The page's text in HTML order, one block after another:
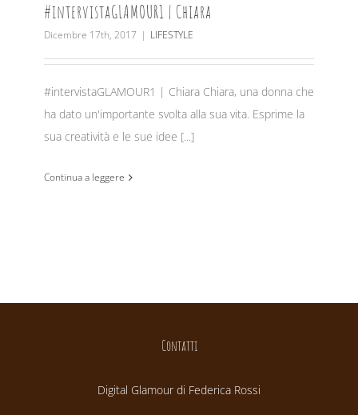
#intervistaGLAMOUR1 | Chiara
Dicembre 17th, 2017 | LIFESTYLE
#intervistaGLAMOUR1 | Chiara Chiara, una donna che
ha dato un'importante svolta alla sua vita. Esprime la
sua creatività e le sue idee [...]
Continua a leggere
Contatti
Digital Glamour di Federica Rossi